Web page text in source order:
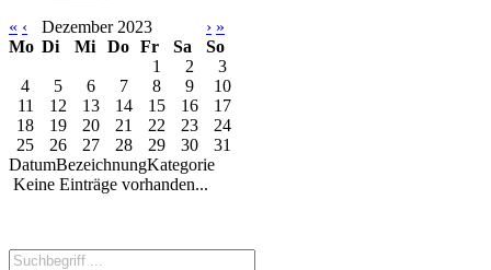
« ‹ Dezember 2023 › »
Mo Di Mi Do Fr Sa
So
1
2
3
4
5 6 7 8 9
10
11
12 13 14 15 16
17
18
19 20 21 22 23
24
25
26 27 28 29 30
31
DatumBezeichnungKategorie
Keine Einträge vorhanden...